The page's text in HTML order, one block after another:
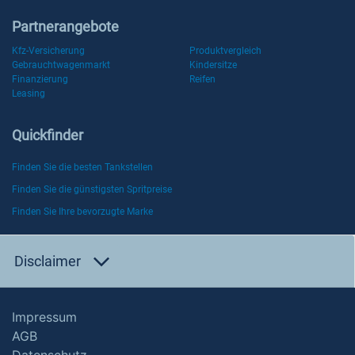
Partnerangebote
Kfz-Versicherung
Produktvergleich
Gebrauchtwagenmarkt
Kindersitze
Finanzierung
Reifen
Leasing
Quickfinder
Finden Sie die besten Tankstellen
Finden Sie die günstigsten Spritpreise
Finden Sie Ihre bevorzugte Marke
Disclaimer
Impressum
AGB